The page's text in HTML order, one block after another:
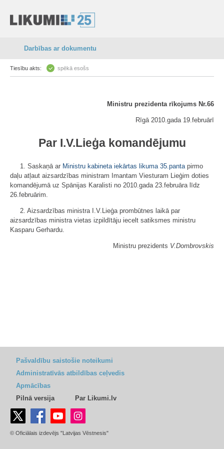
Darbības ar dokumentu
Tiesību akts: spēkā esošs
Ministru prezidenta rīkojums Nr.66
Rīgā 2010.gada 19.februārī
Par I.V.Lieģa komandējumu
1. Saskaņā ar Ministru kabineta iekārtas likuma 35.pantapirmo
daļu atļaut aizsardzības ministram Imantam Viesturam Lieģim doties
komandējumā uz Spānijas Karalisti no 2010.gada 23.februāra līdz
26.februārim.
2. Aizsardzības ministra I.V.Lieģa prombūtnes laikā par
aizsardzības ministra vietas izpildītāju iecelt satiksmes ministru
Kasparu Gerhardu.
Ministru prezidents V.Dombrovskis
Pašvaldību saistošie noteikumi
Administratīvās atbildības ceļvedis
Apmācības
Pilnā versija
Par Likumi.lv
© Oficiālais izdevējs "Latvijas Vēstnesis"